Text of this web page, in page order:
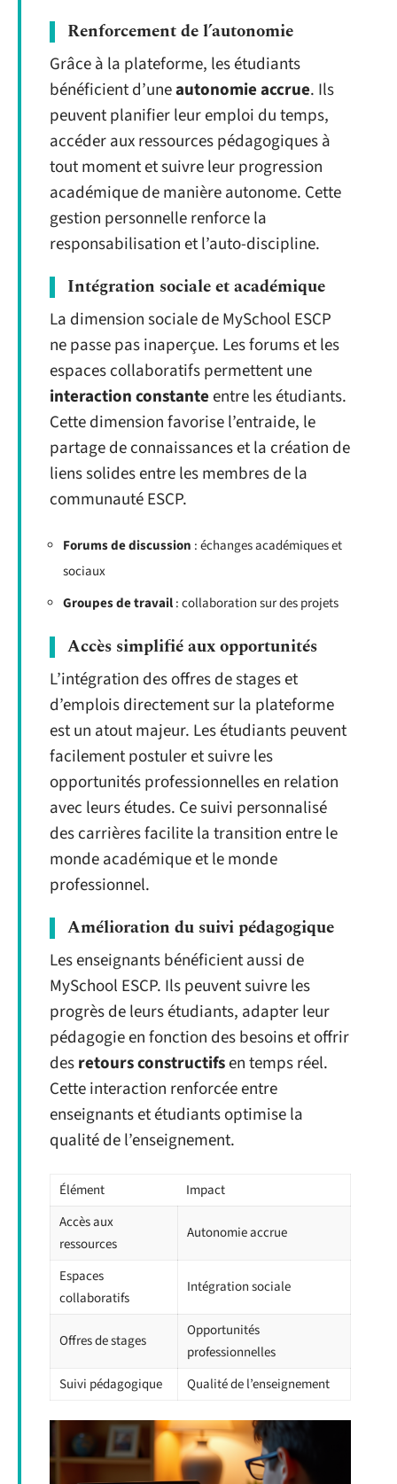
Renforcement de l’autonomie
Grâce à la plateforme, les étudiants
bénéficient d’uneautonomie accrue. Ils
peuvent planifier leur emploi du temps,
accéder aux ressources pédagogiques à
tout moment et suivre leur progression
académique de manière autonome. Cette
gestion personnelle renforce la
responsabilisation et l’auto-discipline.
Intégration sociale et académique
La dimension sociale de MySchool ESCP
ne passe pas inaperçue. Les forums et les
espaces collaboratifs permettent une
interaction constanteentre les étudiants.
Cette dimension favorise l’entraide, le
partage de connaissances et la création de
liens solides entre les membres de la
communauté ESCP.
Forums de discussion : échanges académiques et
sociaux
Groupes de travail: collaboration sur des projets
Accès simplifié aux opportunités
L’intégration des offres de stages et
d’emplois directement sur la plateforme
est un atout majeur. Les étudiants peuvent
facilement postuler et suivre les
opportunités professionnelles en relation
avec leurs études. Ce suivi personnalisé
des carrières facilite la transition entre le
monde académique et le monde
professionnel.
Amélioration du suivi pédagogique
Les enseignants bénéficient aussi de
MySchool ESCP. Ils peuvent suivre les
progrès de leurs étudiants, adapter leur
pédagogie en fonction des besoins et offrir
desretours constructifsen temps réel.
Cette interaction renforcée entre
enseignants et étudiants optimise la
qualité de l’enseignement.
Élément
Impact
Accès aux
ressources
Autonomie accrue
Espaces
collaboratifs
Intégration sociale
Offres de stages
Opportunités
professionnelles
Suivi pédagogique
Qualité de l’enseignement